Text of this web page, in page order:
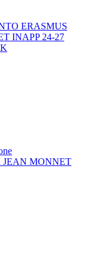
ERASMUS
INAPP 24-27
JEAN MONNET